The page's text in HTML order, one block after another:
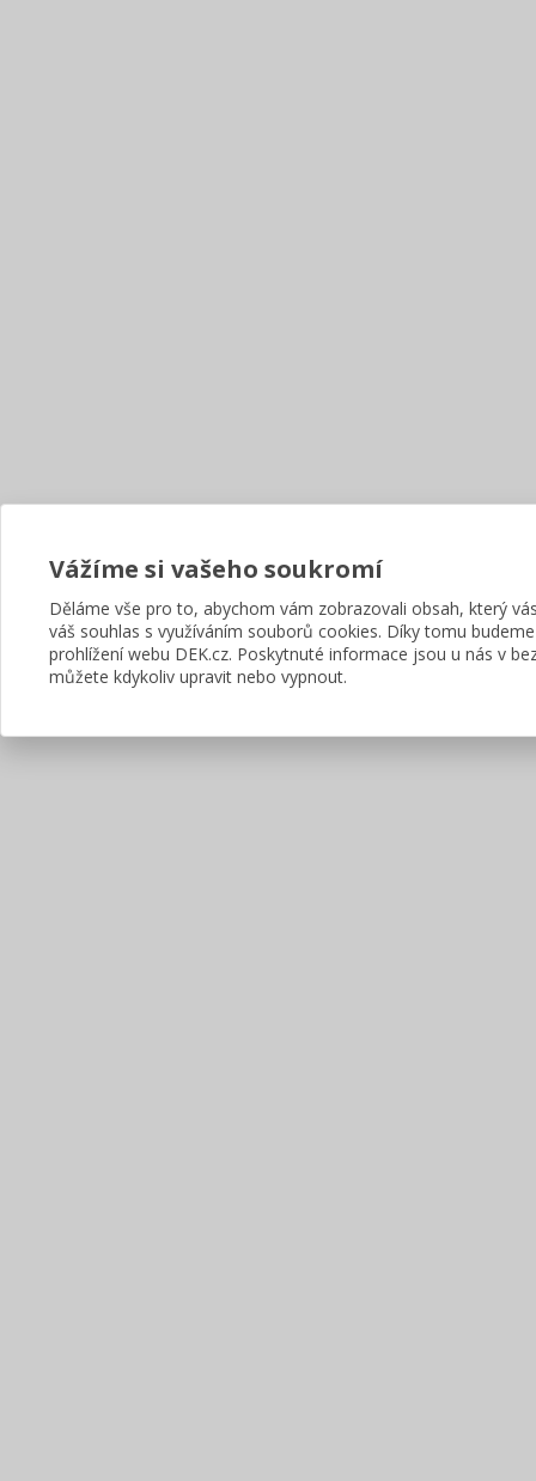
Vážíme si vašeho soukromí
Děláme vše pro to, abychom vám zobrazovali obsah, který
váš souhlas s využíváním souborů cookies. Díky tomu
prohlížení webu DEK.cz. Poskytnuté informace jsou u nás v
můžete kdykoliv upravit nebo vypnout.